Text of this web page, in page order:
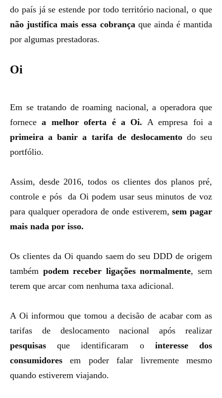
do país já se estende por todo território nacional, o que
não justifica mais essa cobrançaque ainda é mantida
por algumas prestadoras.
Oi
Em se tratando de roaming nacional, a operadora que
fornecea melhor oferta é a Oi. A empresa foi a
primeira a banir a tarifa de deslocamentodo seu
portfólio.
Assim, desde 2016, todos os clientes dos planos pré,
controle e pós da Oi podem usar seus minutos de voz
para qualquer operadora de onde estiverem,sem pagar
mais nada por isso.
Os clientes da Oi quando saem do seu DDD de origem
também podem receber ligações normalmente, sem
terem que arcar com nenhuma taxa adicional.
A Oi informou que tomou a decisão de acabar com as
tarifas de deslocamento nacional após realizar
pesquisasque identificaram o interesse dos
consumidores em poder falar livremente mesmo
quando estiverem viajando.